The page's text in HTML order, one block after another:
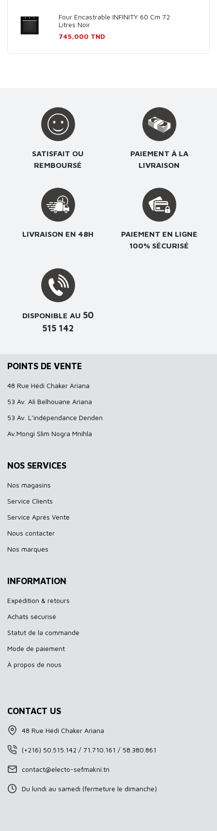
Four Encastrable INFINITY 60 Cm 72
Litres Noir
Prix
745,000 TND
SATISFAIT OU
REMBOURSÉ
PAIEMENT À LA
LIVRAISON
LIVRAISON EN 48H
PAIEMENT EN LIGNE
100% SÉCURISÉ
DISPONIBLE AU 50
515 142
POINTS DE VENTE
48 Rue Hédi Chaker Ariana
53 Av. Ali Belhouane Ariana
53 Av. L’indépendance Denden
Av.Mongi Slim Nogra Mnihla
NOS SERVICES
Nos magasins
Service Clients
Service Aprés Vente
Nous contacter
Nos marques
INFORMATION
Expédition & retours
Achats sécurisé
Statut de la commande
Mode de paiement
À propos de nous
CONTACT US
48 Rue Hédi Chaker Ariana
(+216) 50.515.142 / 71.710.161 / 58.380.861
contact@electo-sefmakni.tn
Du lundi au samedi (fermeture le dimanche)